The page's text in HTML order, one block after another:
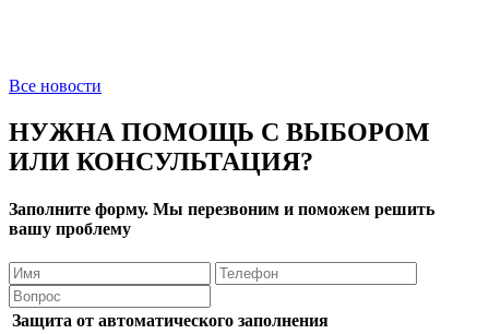
Все новости
НУЖНА ПОМОЩЬ С ВЫБОРОМ
ИЛИ КОНСУЛЬТАЦИЯ?
Заполните форму. Мы перезвоним и поможем решить
вашу проблему
Защита от автоматического заполнения